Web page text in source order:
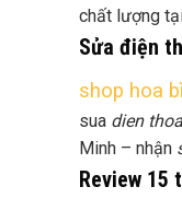
chất lượng
Sửa điện
shop hoa
sua dien
Minh – nhận
Review 15